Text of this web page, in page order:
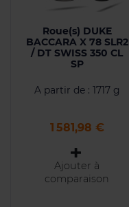
Roue(s) DUKE
BACCARA X 78 SLR2
/ DT SWISS 350 CL
SP
A partir de : 1717 g
Prix
1 581,98 €
Ajouter à
comparaison